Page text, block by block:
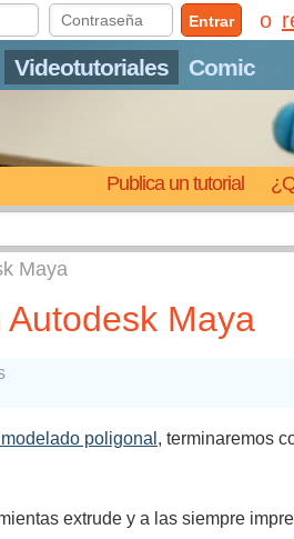
Videotutoriales Comic
Publica un tutorial
Entrar
Maya
Maya
poligonal , terminaremos
extrude y a las siempre